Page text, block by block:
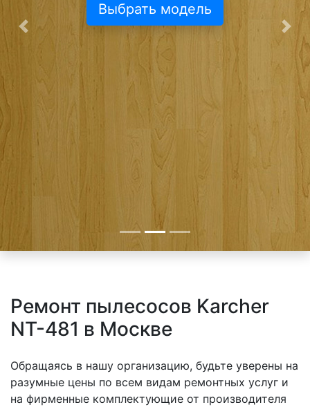
Выбрать модель
Предыдущая
Ремонт пылесосов Karcher
NT-481 в Москве
Обращаясь в нашу организацию, будьте уверены на
разумные цены по всем видам ремонтных услуг и
на фирменные комплектующие от производителя